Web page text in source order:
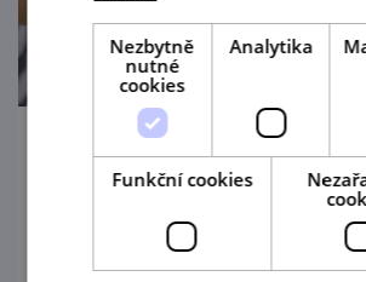
Hradební pondělí ve
Nezbytně
nutné
cookies
Analytika
Funkční cookies